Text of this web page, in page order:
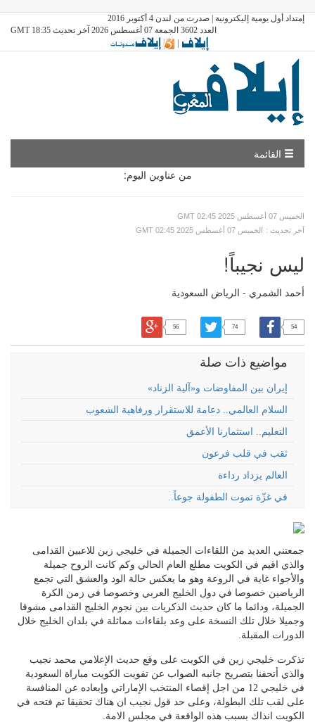
إمتداد أول يومية إليكترونية | صدرت من لندن 4 أكتوبر 2016
العدد 3602 الجمعة 07 أغسطس 2026 آخر تحديث GMT 18:35
|
القائمة
من عناوين اليوم:
GMT الخميس 07 أغسطس 2025 02:45
GMT الخميس 07 أغسطس 2025 02:45
: آخر تحديث
ليس نجيباً!
أحمد الشمري - الرياض السعودية
54
74
56
مواضيع ذات صلة
إيران بين المفاوضات و«آلية الزناد»
السلام العالمي.. دعامة للاستقرار ورفاهية الشعوب
التعليم.. استثمارنا الأعمق
ثقب في قلب فرعون
العالم يزداد رداءة
في غزّة تموت الطفولة جوعاً..
جمعتني العديد من اللقاءات الجميلة في خليجي زين للاعبين القدامى
والذي اقيم في الكويت مطلع العام الحالي وكم كانت الروح جميلة
والأجواء غاية في الروعة وهو ما يعكس حالة الود والعشق التي تجمع
الرياضين خصوصا في دول الخليج العربي وخصوصا في زمن الكرة
الجميلة، ودائما ما كان حديث الذكريات بين نجوم الخليج القدامى مشوقا
وجميلا خلال تلك النسخة على وعد بلقاءات مماثلة في بلدان الخليج خلال
الدورات المقبلة.
تذكرت خليجي زين في الكويت على وقع حديث الإعلامي محمد نجيب
والذي أتحفنا بتصريح جانبه الصواب عن تفويت الكويت مباراة السعودية
في خليجي 12 من اجل إقصاء المنتخب الإماراتي وإبعاده عن المنافسة
على لقب تلك البطولة، وعلى حد قول نجيب ان هناك تحقيقا تم فتحه في
الكويت انذاك بسبب هذه الواقعة في مجلس الامة.